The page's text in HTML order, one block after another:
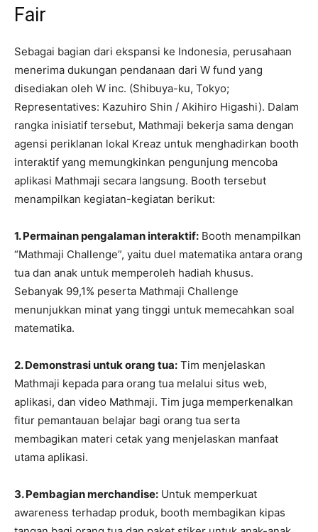
Fair
Sebagai bagian dari ekspansi ke Indonesia, perusahaan
menerima dukungan pendanaan dari W fund yang
disediakan oleh W inc. (Shibuya-ku, Tokyo;
Representatives: Kazuhiro Shin / Akihiro Higashi). Dalam
rangka inisiatif tersebut, Mathmaji bekerja sama dengan
agensi periklanan lokal Kreaz untuk menghadirkan booth
interaktif yang memungkinkan pengunjung mencoba
aplikasi Mathmaji secara langsung. Booth tersebut
menampilkan kegiatan-kegiatan berikut:
1. Permainan pengalaman interaktif: Booth menampilkan
“Mathmaji Challenge”, yaitu duel matematika antara orang
tua dan anak untuk memperoleh hadiah khusus.
Sebanyak 99,1% peserta Mathmaji Challenge
menunjukkan minat yang tinggi untuk memecahkan soal
matematika.
2. Demonstrasi untuk orang tua: Tim menjelaskan
Mathmaji kepada para orang tua melalui situs web,
aplikasi, dan video Mathmaji. Tim juga memperkenalkan
fitur pemantauan belajar bagi orang tua serta
membagikan materi cetak yang menjelaskan manfaat
utama aplikasi.
3. Pembagian merchandise: Untuk memperkuat
awareness terhadap produk, booth membagikan kipas